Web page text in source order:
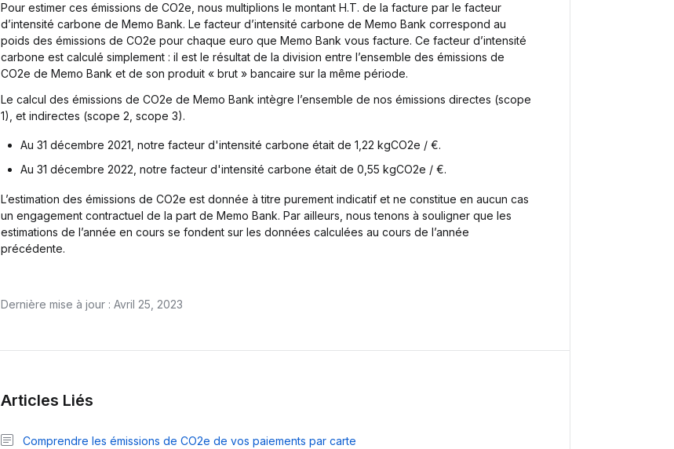
Pour estimer ces émissions de CO2e, nous multiplions le montant H.T. de la facture par le facteur
d’intensité carbone de Memo Bank. Le facteur d’intensité carbone de Memo Bank correspond au
poids des émissions de CO2e pour chaque euro que Memo Bank vous facture. Ce facteur d’intensité
carbone est calculé simplement : il est le résultat de la division entre l’ensemble des émissions de
CO2e de Memo Bank et de son produit « brut » bancaire sur la même période.
Le calcul des émissions de CO2e de Memo Bank intègre l’ensemble de nos émissions directes (scope
1), et indirectes (scope 2, scope 3).
Au 31 décembre 2021, notre facteur d'intensité carbone était de 1,22 kgCO2e / €.
Au 31 décembre 2022, notre facteur d'intensité carbone était de 0,55 kgCO2e / €.
L’estimation des émissions de CO2e est donnée à titre purement indicatif et ne constitue en aucun cas
un engagement contractuel de la part de Memo Bank. Par ailleurs, nous tenons à souligner que les
estimations de l’année en cours se fondent sur les données calculées au cours de l’année
précédente.
Dernière mise à jour : Avril 25, 2023
Articles Liés
Comprendre les émissions de CO2e de vos paiements par carte